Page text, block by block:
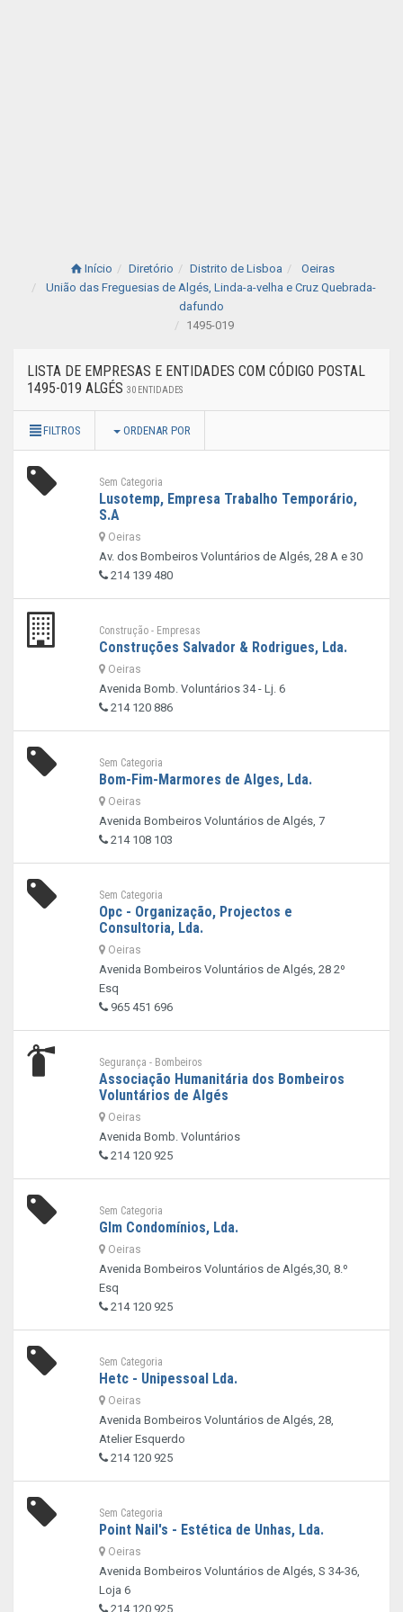
Início Diretório Distrito de Lisboa
Oeiras
União das Freguesias de Algés, Linda-a-velha e Cruz Quebrada-
dafundo
1495-019
LISTA DE EMPRESAS E ENTIDADES COM CÓDIGO POSTAL
1495-019 ALGÉS 30 ENTIDADES
FILTROS ORDENAR POR
Sem Categoria
Lusotemp, Empresa Trabalho Temporário,
S.A
Oeiras
Av. dos Bombeiros Voluntários de Algés, 28 A e 30
214 139 480
Construção - Empresas
Construções Salvador & Rodrigues, Lda.
Oeiras
Avenida Bomb. Voluntários 34 - Lj. 6
214 120 886
Sem Categoria
Bom-Fim-Marmores de Alges, Lda.
Oeiras
Avenida Bombeiros Voluntários de Algés, 7
214 108 103
Sem Categoria
Opc - Organização, Projectos e
Consultoria, Lda.
Oeiras
Avenida Bombeiros Voluntários de Algés, 28 2º
Esq
965 451 696
Segurança - Bombeiros
Associação Humanitária dos Bombeiros
Voluntários de Algés
Oeiras
Avenida Bomb. Voluntários
214 120 925
Sem Categoria
Glm Condomínios, Lda.
Oeiras
Avenida Bombeiros Voluntários de Algés,30, 8.º
Esq
214 120 925
Sem Categoria
Hetc - Unipessoal Lda.
Oeiras
Avenida Bombeiros Voluntários de Algés, 28,
Atelier Esquerdo
214 120 925
Sem Categoria
Point Nail's - Estética de Unhas, Lda.
Oeiras
Avenida Bombeiros Voluntários de Algés, S 34-36,
Loja 6
214 120 925